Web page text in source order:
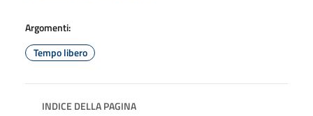
Argomenti:
Tempo libero
INDICE DELLA PAGINA